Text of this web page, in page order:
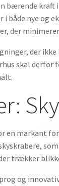
bærende kraft
både nye og
der
der
skal
en markant
trækker
og